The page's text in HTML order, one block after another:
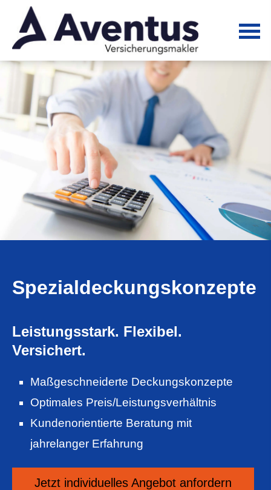
Spezialdeckungskonzepte
Leistungsstark. Flexibel.
Versichert.
Maßgeschneiderte Deckungskonzepte
Optimales Preis/Leistungsverhältnis
Kundenorientierte Beratung mit
jahrelanger Erfahrung
Jetzt individuelles An­ge­bot an­for­dern